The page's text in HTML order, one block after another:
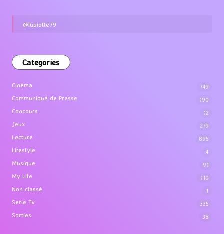
@lupiotte79
Categories
Cinéma 749
Communiqué de Presse 190
Concours 12
Jeux 279
Lecture 895
Lifestyle 4
Musique 91
My Life 110
Non classé 1
Serie Tv 335
Sorties 38